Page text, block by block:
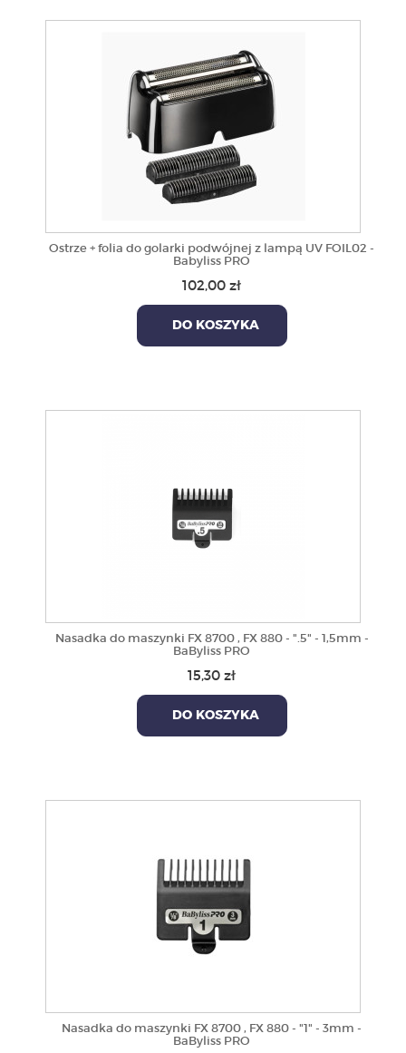
Ostrze + folia do golarki podwójnej z lampą UV FOIL02 -
Babyliss PRO
102,00 zł
DO KOSZYKA
Nasadka do maszynki FX 8700 , FX 880 - ".5" - 1,5mm -
BaByliss PRO
15,30 zł
DO KOSZYKA
Nasadka do maszynki FX 8700 , FX 880 - "1" - 3mm -
BaByliss PRO